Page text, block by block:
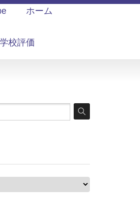
ホーム
学校評価